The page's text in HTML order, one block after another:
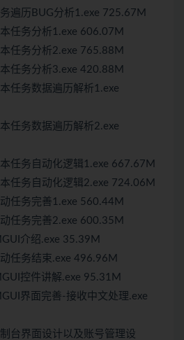
遍历BUG分析1.exe 725.67M
任务分析1.exe 606.07M
任务分析2.exe 765.88M
任务分析3.exe 420.88M
任务数据遍历解析1.exe
任务数据遍历解析2.exe
任务自动化逻辑1.exe 667.67M
任务自动化逻辑2.exe 724.06M
任务完善1.exe 560.44M
任务完善2.exe 600.35M
介绍.exe 35.39M
任务结束.exe 496.96M
控件讲解.exe 95.31M
界面完善-接收中文处理.exe
台界面设计以及账号管理设